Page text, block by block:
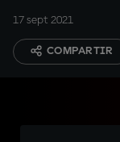
17 sept 2021
COMPARTIR